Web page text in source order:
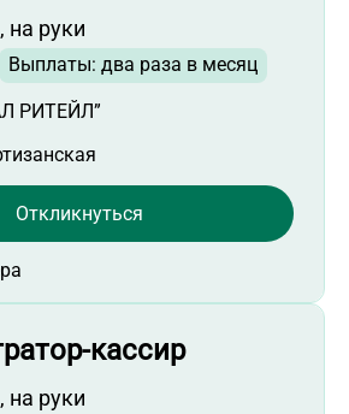
занятостью
средним образованием
, на руки
Выплаты: два раза в месяц
РИТЕЙЛ”
Откликнуться
кассир
, на руки